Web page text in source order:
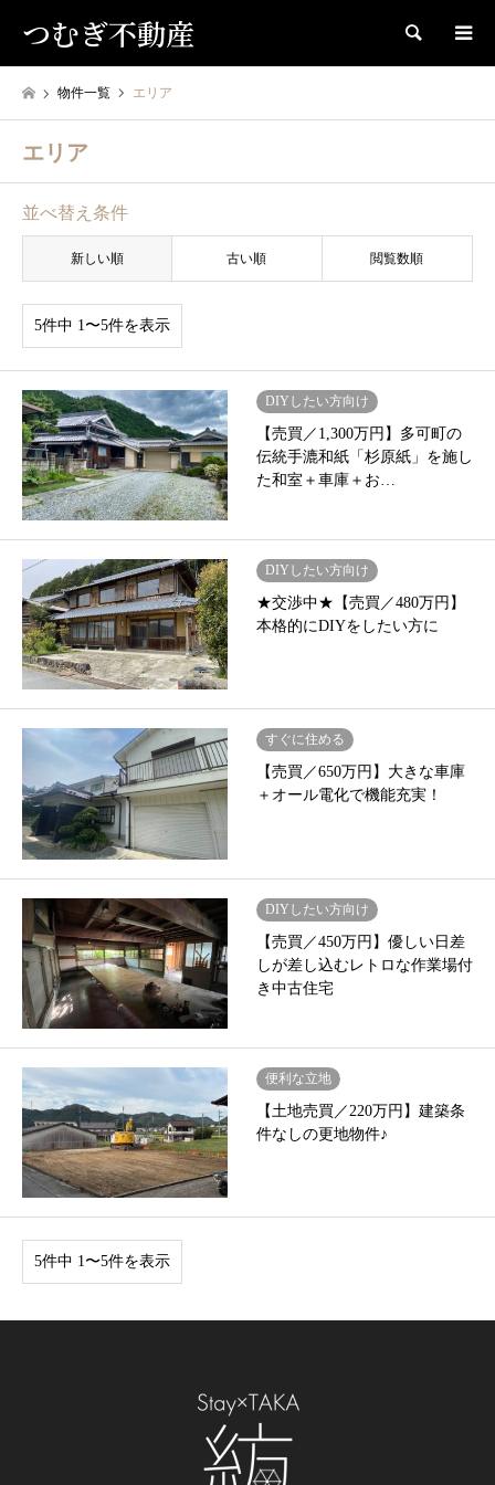
つむぎ不動産 検索
物件一覧 エリア
エリア
並べ替え条件
新しい順 古い順 閲覧数順
5件中 1〜5件を表示
DIYしたい方向け
【売買／1,300万円】多可町の
伝統手漉和紙「杉原紙」を施し
た和室＋車庫＋お…
DIYしたい方向け
★交渉中★【売買／480万円】
本格的にDIYをしたい方に
すぐに住める
【売買／650万円】大きな車庫
＋オール電化で機能充実！
DIYしたい方向け
【売買／450万円】優しい日差
しが差し込むレトロな作業場付
き中古住宅
便利な立地
【土地売買／220万円】建築条
件なしの更地物件♪
5件中 1〜5件を表示